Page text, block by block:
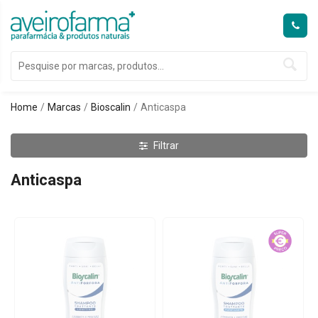
Home Marcas Bioscalin Anticaspa
Filtrar
Anticaspa